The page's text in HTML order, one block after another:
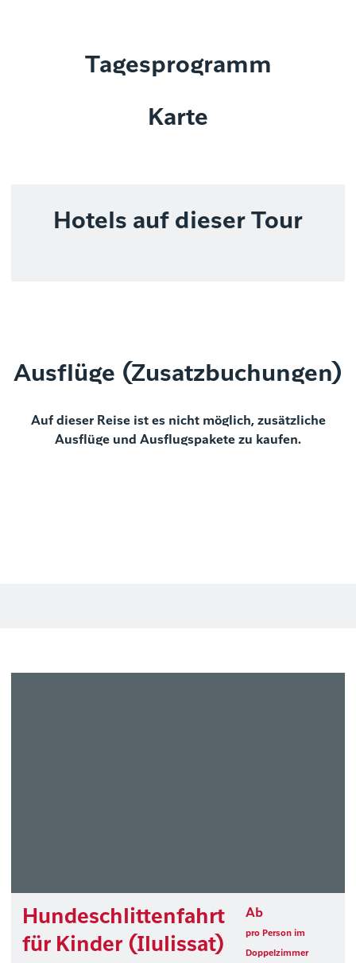
Tagesprogramm
Karte
Hotels auf dieser Tour
Ausflüge (Zusatzbuchungen)
Auf dieser Reise ist es nicht möglich, zusätzliche
Ausflüge und Ausflugspakete zu kaufen.
Hundeschlittenfahrt
für Kinder (Ilulissat)
Ab
pro Person im
Doppelzimmer